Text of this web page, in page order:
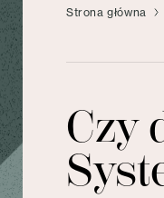
Strona główna
Czy